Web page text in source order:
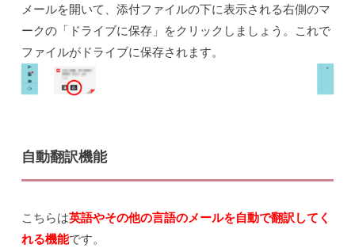
メールを開いて、添付ファイルの下に表示される右側のマ
ークの「ドライブに保存」をクリックしましょう。これで
ファイルがドライブに保存されます。
自動翻訳機能
こちらは英語やその他の言語のメールを自動で翻訳してく
れる機能です。